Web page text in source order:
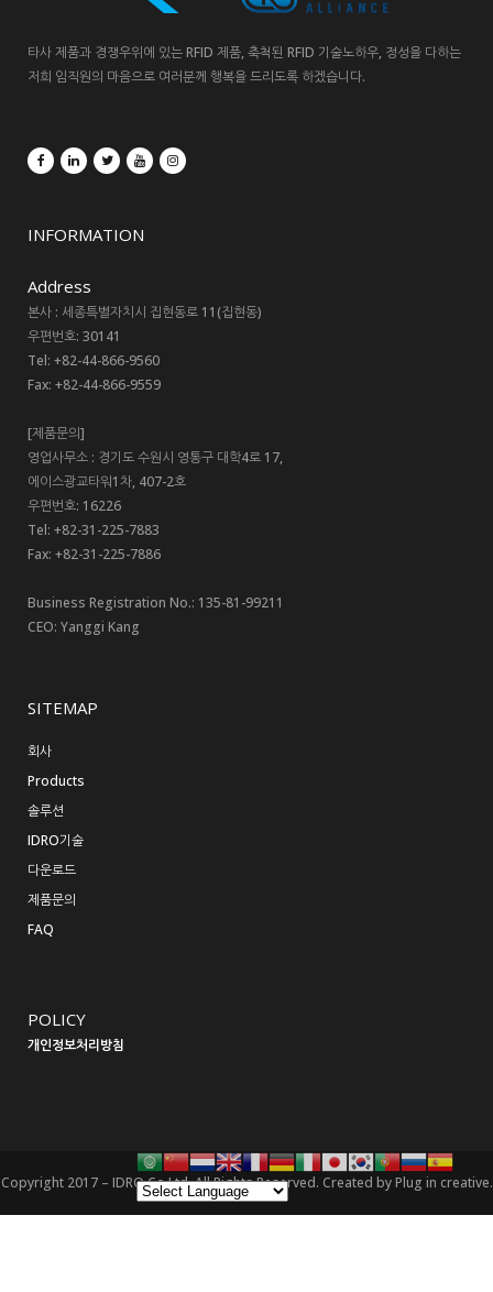
타사 제품과 경쟁우위에 있는 RFID 제품, 축척된 RFID 기술노하우, 정성을 다하는
저희 임직원의 마음으로 여러분께 행복을 드리도록 하겠습니다.
INFORMATION
Address
본사 : 세종특별자치시 집현동로 11(집현동)
우편번호: 30141
Tel: +82-44-866-9560
Fax: +82-44-866-9559
[제품문의]
영업사무소 : 경기도 수원시 영통구 대학4로 17,
에이스광교타워1차, 407-2호
우편번호: 16226
Tel: +82-31-225-7883
Fax: +82-31-225-7886
Business Registration No.: 135-81-99211
CEO: Yanggi Kang
SITEMAP
회사
Products
솔루션
IDRO기술
다운로드
제품문의
FAQ
POLICY
개인정보처리방침
Copyright 2017 – IDRO Co,Ltd. All Rights Reserved. Created byPlug in creative.